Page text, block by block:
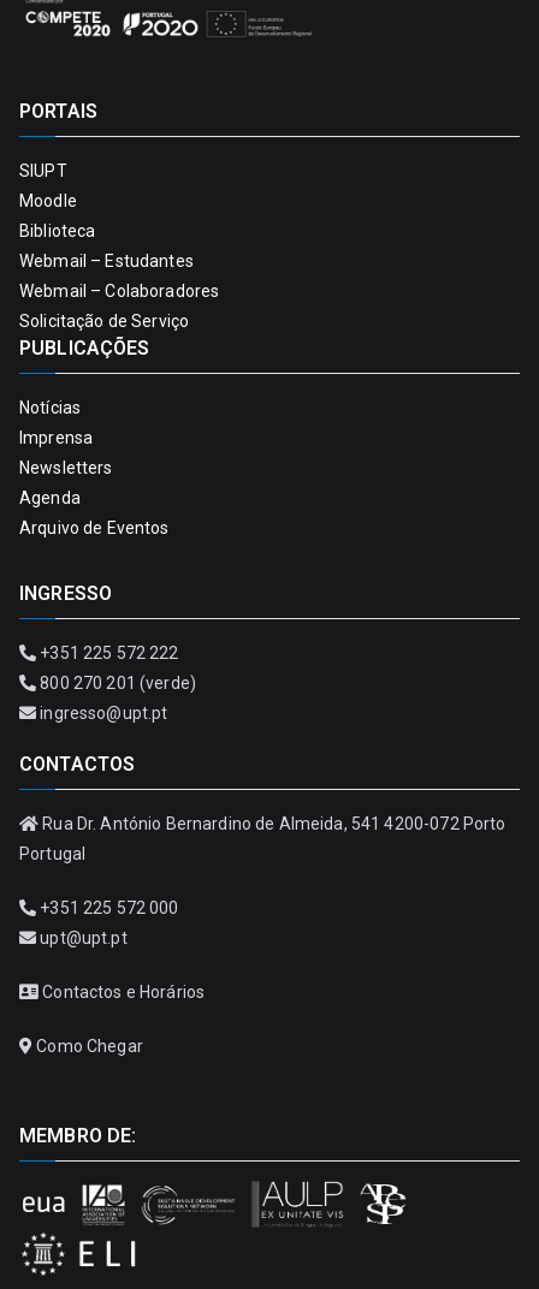
PORTAIS
SIUPT
Moodle
Biblioteca
Webmail – Estudantes
Webmail – Colaboradores
Solicitação de Serviço
PUBLICAÇÕES
Notícias
Imprensa
Newsletters
Agenda
Arquivo de Eventos
INGRESSO
+351 225 572 222
800 270 201 (verde)
ingresso@upt.pt
CONTACTOS
Rua Dr. António Bernardino de Almeida, 541 4200-072 Porto
Portugal
+351 225 572 000
upt@upt.pt
Contactos e Horários
Como Chegar
MEMBRO DE: